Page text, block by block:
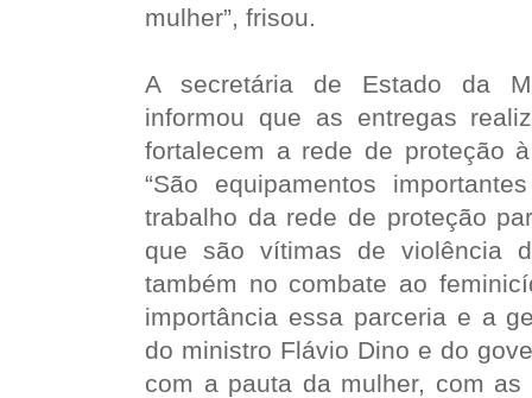
mulher”, frisou.
A secretária de Estado da
informou que as entregas
fortalecem a rede de proteção
“São equipamentos
trabalho da rede de proteção
que são vítimas de violência
também no combate ao
importância essa parceria e a
do ministro Flávio Dino e do
com a pauta da mulher, com